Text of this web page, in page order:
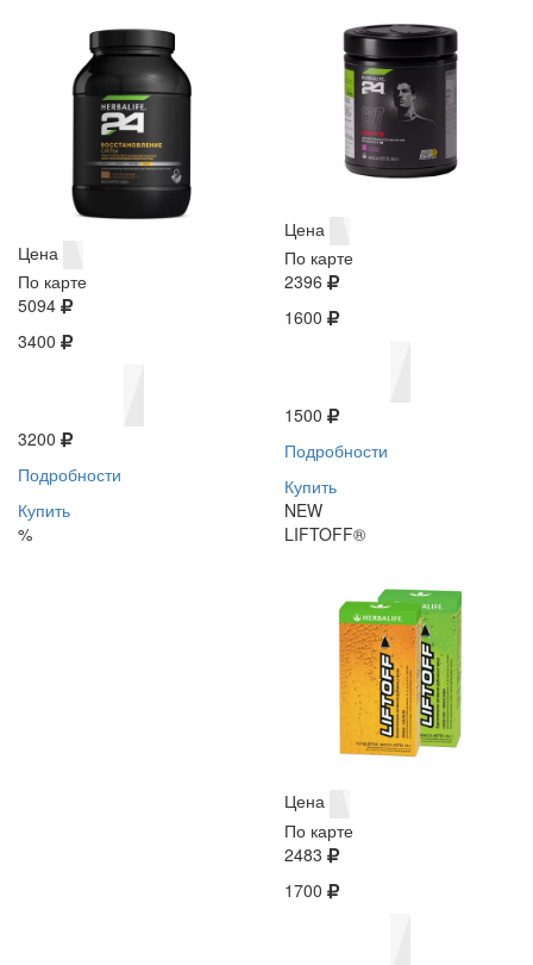
Цена
По карте
5094
3400
3200
Подробности
Купить
%
Цена
По карте
2396
1600
1500
Подробности
Купить
NEW
LIFTOFF®
Цена
По карте
2483
1700